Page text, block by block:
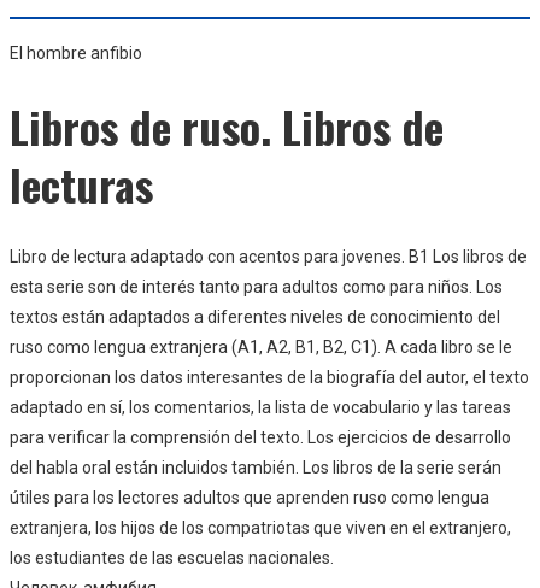
El hombre anfibio
Libros de ruso. Libros de
lecturas
Libro de lectura adaptado con acentos para jovenes. B1 Los libros de
esta serie son de interés tanto para adultos como para niños. Los
textos están adaptados a diferentes niveles de conocimiento del
ruso como lengua extranjera (A1, A2, B1, B2, C1). A cada libro se le
proporcionan los datos interesantes de la biografía del autor, el texto
adaptado en sí, los comentarios, la lista de vocabulario y las tareas
para verificar la comprensión del texto. Los ejercicios de desarrollo
del habla oral están incluidos también. Los libros de la serie serán
útiles para los lectores adultos que aprenden ruso como lengua
extranjera, los hijos de los compatriotas que viven en el extranjero,
los estudiantes de las escuelas nacionales.